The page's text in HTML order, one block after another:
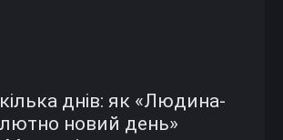
днів: як «Людина-
новий день»